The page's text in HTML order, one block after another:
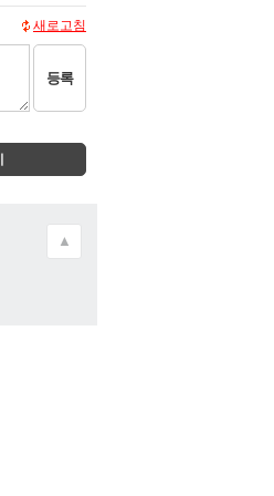
새로고침
등록
▲